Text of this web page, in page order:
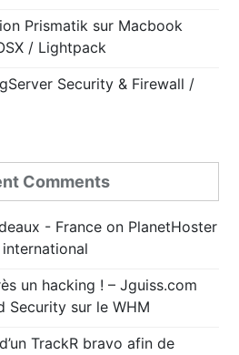
Prismatik sur Macbook
/ Lightpack
Security & Firewall /
Comments
- France on PlanetHoster
un hacking ! – Jguiss.com
Security sur le WHM
TrackR bravo afin de